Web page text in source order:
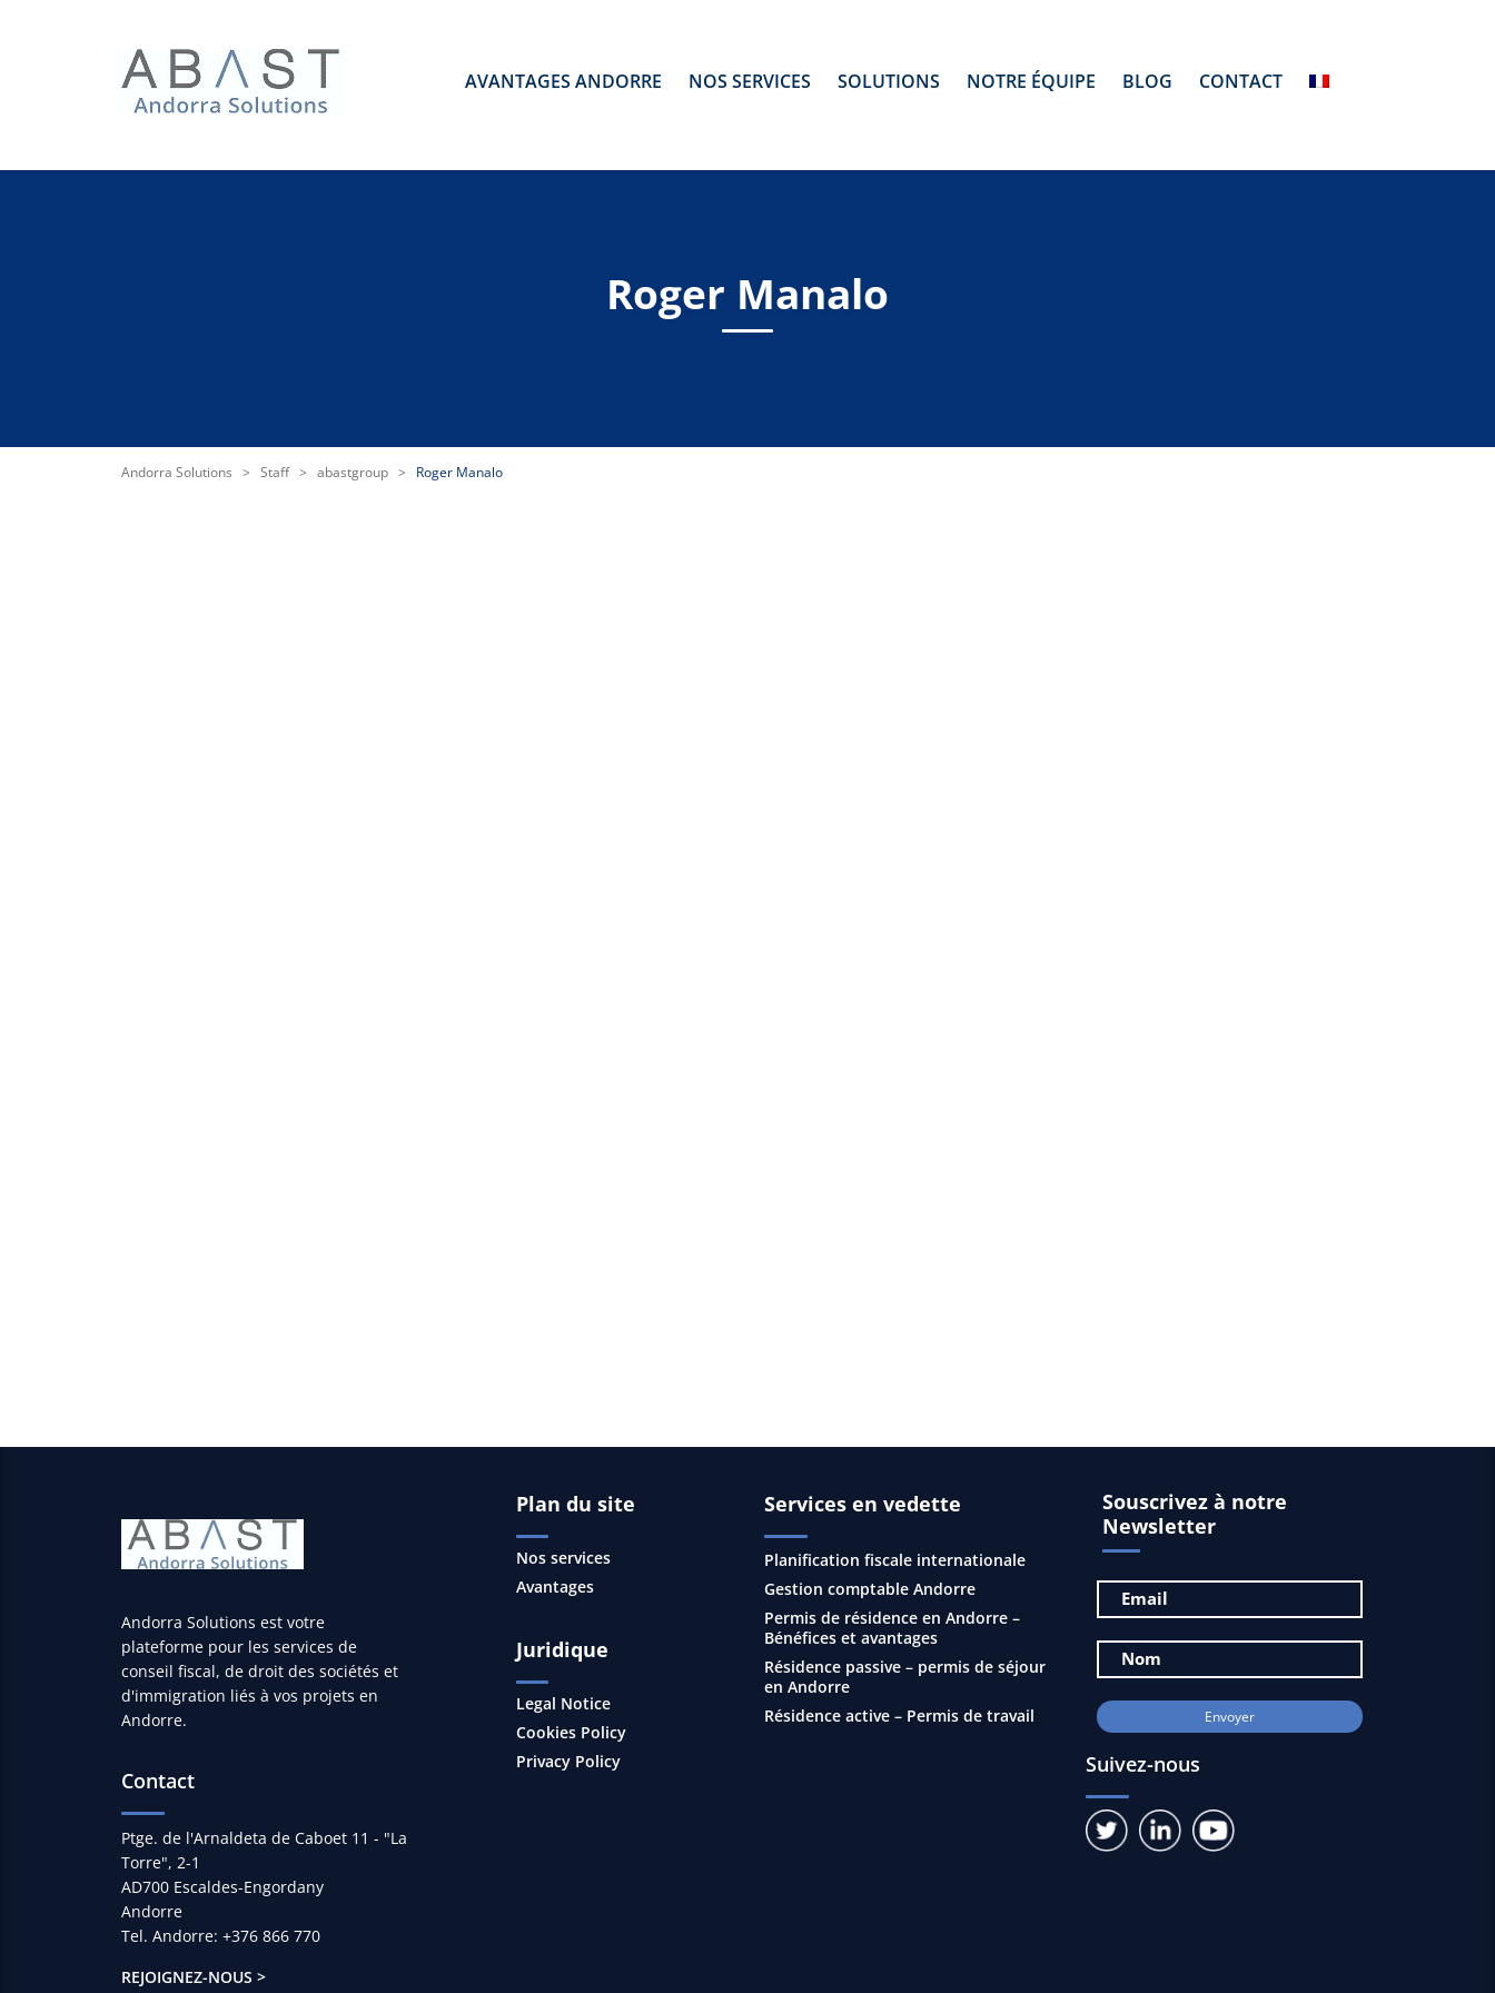
AVANTAGES ANDORRE NOS SERVICES SOLUTIONS NOTRE ÉQUIPE BLOG CONTACT
Andorra Solutions > Staff > abastgroup > Roger Manalo
Roger Manalo
Andorra Solutions est votre
plateforme pour les services de
conseil fiscal, de droit des sociétés et
d'immigration liés à vos projets en
Andorre.
Contact
Ptge. de l'Arnaldeta de Caboet 11 - "La
Torre", 2-1
AD700 Escaldes-Engordany
Andorre
Tel. Andorre: +376 866 770
REJOIGNEZ-NOUS >
Plan du site
Nos services
Avantages
Juridique
Legal Notice
Cookies Policy
Privacy Policy
Services en vedette
Planification fiscale internationale
Gestion comptable Andorre
Permis de résidence en Andorre –
Bénéfices et avantages
Résidence passive – permis de séjour
en Andorre
Résidence active – Permis de travail
Souscrivez à notre
Newsletter
Suivez-nous